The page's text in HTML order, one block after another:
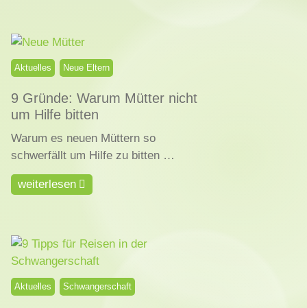
Aktuelles Neue Eltern
9 Gründe: Warum Mütter nicht
um Hilfe bitten
Warum es neuen Müttern so
schwerfällt um Hilfe zu bitten …
weiterlesen
Aktuelles Schwangerschaft